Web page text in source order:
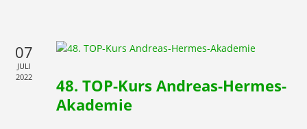
07
JULI
2022
48. TOP-Kurs Andreas-Hermes-
Akademie